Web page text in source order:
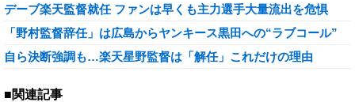
デーブ楽天監督就任 ファンは早くも主力選手大量流出を危惧
「野村監督辞任」は広島からヤンキース黒田への“ラブコール”
自ら決断強調も…楽天星野監督は「解任」これだけの理由
■関連記事